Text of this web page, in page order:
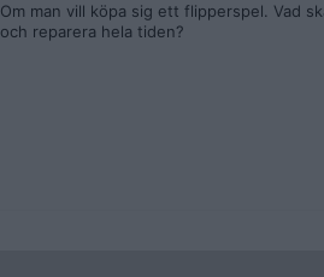
Om man vill köpa sig ett flipperspel. Vad
och reparera hela tiden?